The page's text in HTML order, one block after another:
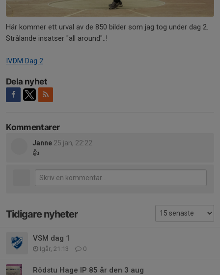
Här kommer ett urval av de 850 bilder som jag tog under dag 2.
Strålande insatser "all around"..!
IVDM Dag 2
Dela nyhet
Kommentarer
Janne 25 jan, 22:22
👍
Tidigare nyheter
VSM dag 1
Igår, 21:13 0
Rödstu Hage IP 85 år den 3 aug